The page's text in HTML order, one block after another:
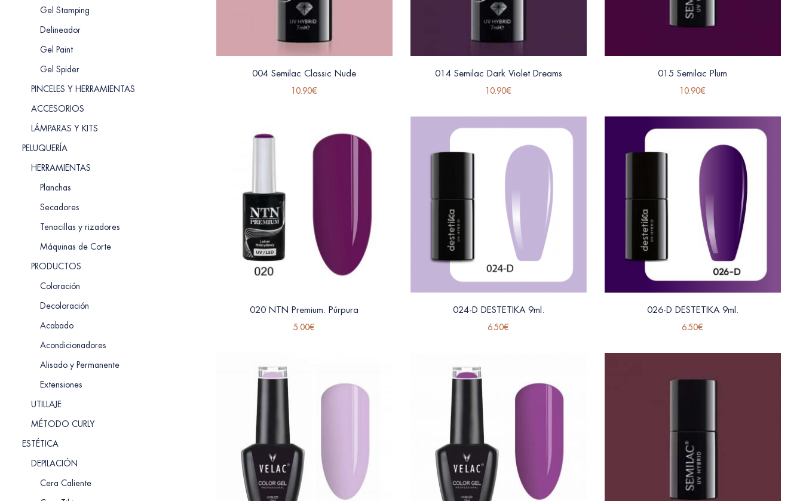
Gel Stamping
Delineador
Gel Paint
Gel Spider
PINCELES Y HERRAMIENTAS
ACCESORIOS
LÁMPARAS Y KITS
PELUQUERÍA
HERRAMIENTAS
Planchas
Secadores
Tenacillas y rizadores
Máquinas de Corte
PRODUCTOS
Coloración
Decoloración
Acabado
Acondicionadores
Alisado y Permanente
Extensiones
UTILLAJE
MÉTODO CURLY
ESTÉTICA
DEPILACIÓN
Cera Caliente
004 Semilac Classic Nude
10.90€
014 Semilac Dark Violet Dreams
10.90€
015 Semilac Plum
10.90€
020 NTN Premium. Púrpura
5.00€
024-D DESTETIKA 9ml.
6.50€
026-D DESTETIKA 9ml.
6.50€